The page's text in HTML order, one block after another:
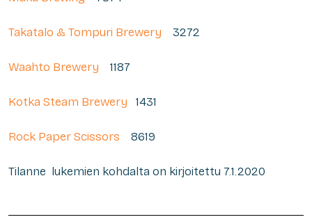
Takatalo & Tompuri Brewery 3272
Waahto Brewery 1187
Kotka Steam Brewery 1431
Rock Paper Scissors 8619
Tilanne lukemien kohdalta on kirjoitettu 7.1.2020